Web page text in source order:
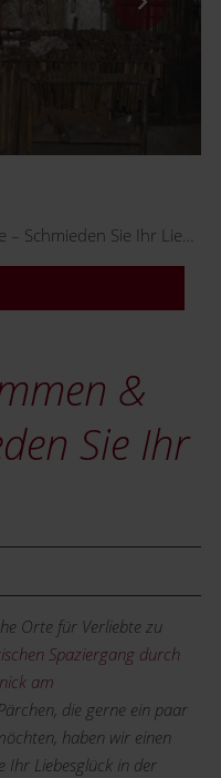
Sie Ihr Liebesglück
&
Sie Ihr
Orte für Verliebte zu
Spaziergang durch
am
die gerne ein paar
haben wir einen
Ihr Liebesglück in der